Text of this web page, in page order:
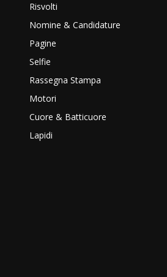
Risvolti
Nomine & Candidature
Pagine
Selfie
Rassegna Stampa
Motori
Cuore & Batticuore
Lapidi